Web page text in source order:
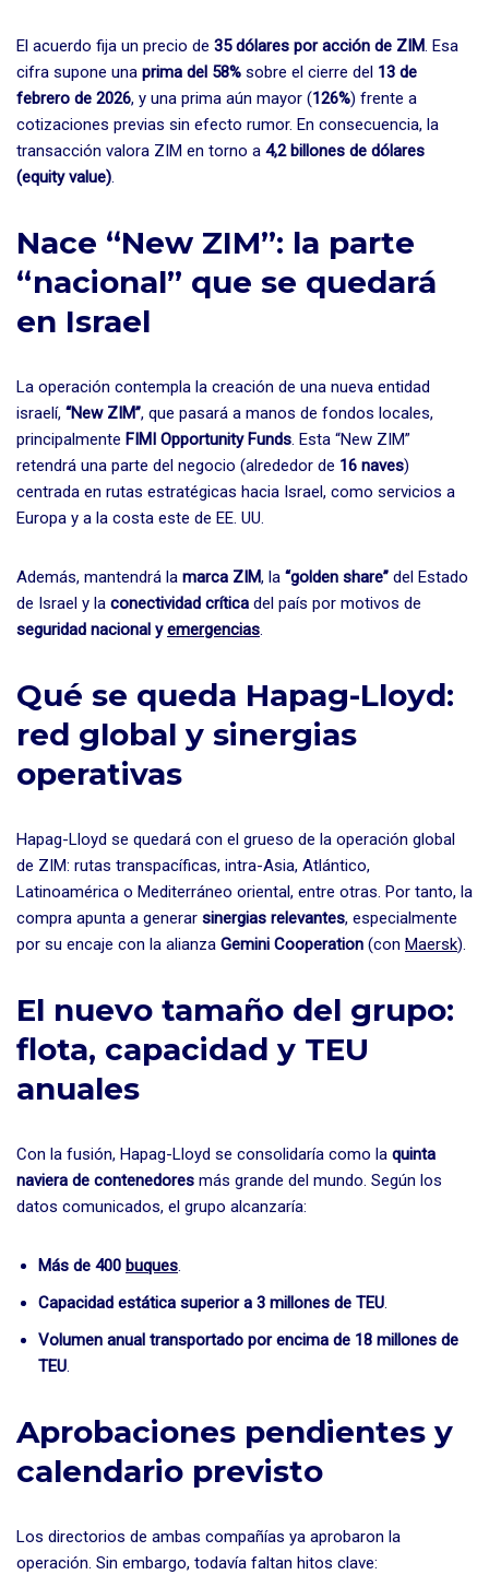
El acuerdo fija un precio de 35 dólares por acción de ZIM. Esa
cifra supone una prima del 58% sobre el cierre del 13 de
febrero de 2026, y una prima aún mayor (126%) frente a
cotizaciones previas sin efecto rumor. En consecuencia, la
transacción valora ZIM en torno a 4,2 billones de dólares
(equity value).
Nace “New ZIM”: la parte
“nacional” que se quedará
en Israel
La operación contempla la creación de una nueva entidad
israelí, “New ZIM”, que pasará a manos de fondos locales,
principalmente FIMI Opportunity Funds. Esta “New ZIM”
retendrá una parte del negocio (alrededor de 16 naves)
centrada en rutas estratégicas hacia Israel, como servicios a
Europa y a la costa este de EE. UU.
Además, mantendrá la marca ZIM, la “golden share” del Estado
de Israel y la conectividad crítica del país por motivos de
seguridad nacional yemergencias.
Qué se queda Hapag-Lloyd:
red global y sinergias
operativas
Hapag-Lloyd se quedará con el grueso de la operación global
de ZIM: rutas transpacíficas, intra-Asia, Atlántico,
Latinoamérica o Mediterráneo oriental, entre otras. Por tanto, la
compra apunta a generar sinergias relevantes, especialmente
por su encaje con la alianza Gemini Cooperation (con Maersk).
El nuevo tamaño del grupo:
flota, capacidad y TEU
anuales
Con la fusión, Hapag-Lloyd se consolidaría como la quinta
naviera de contenedores más grande del mundo. Según los
datos comunicados, el grupo alcanzaría:
Más de 400 buques.
Capacidad estática superior a 3 millones de TEU.
Volumen anual transportado por encima de 18 millones de
TEU.
Aprobaciones pendientes y
calendario previsto
Los directorios de ambas compañías ya aprobaron la
operación. Sin embargo, todavía faltan hitos clave: